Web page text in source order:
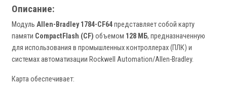
Описание:
Модуль Allen-Bradley 1784-CF64представляет собой карту
памяти CompactFlash (CF) объемом 128 МБ, предназначенную
для использования в промышленных контроллерах (ПЛК) и
системах автоматизации Rockwell Automation/Allen-Bradley.
Карта обеспечивает: